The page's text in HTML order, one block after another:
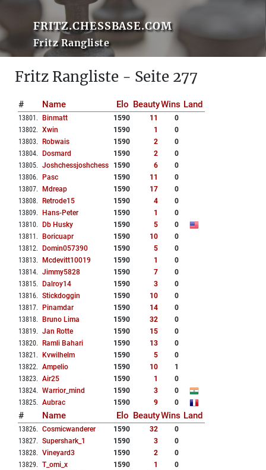
FRITZ.CHESSBASE.COM
Fritz Rangliste
Fritz Rangliste - Seite 277
# Name Elo BeautyWins Land
13801 . Binmatt 1590 11
0
13802. Xwin 1590 1
0
13803. Robwais 1590 2
0
13804. Dosmard 1590 2
0
13805. Joshchessjoshchess 1590 6
0
13806. Pasc 1590 11
0
13807. Mdreap 1590 17
0
13808. Retrode15 1590 4
0
13809. Hans-Peter 1590 1
0
13810. Db Husky 1590 5
0
13811 . Boricuapr 1590 10
0
13812. Domin057390 1590 5
0
13813. Mcdevitt10019 1590 1
0
13814. Jimmy5828 1590 7
0
13815. Dalroy14 1590 3
0
13816. Stickdoggin 1590 10
0
13817. Pinamdar 1590 14
0
13818. Bruno Lima 1590 32
0
13819. Jan Rotte 1590 15
0
13820. Ramli Bahari 1590 13
0
13821 . Kvwilhelm 1590 5
0
13822. Ampelio 1590 10
1
13823. Air25 1590 1
0
13824. Warrior_mind 1590 3
0
13825. Aubrac 1590 9 0
# Name Elo BeautyWins Land
13826. Cosmicwanderer 1590 32
0
13827. Supershark_1 1590 3
0
13828. Vineyard3 1590 2
0
13829. T_omi_x 1590 1
0